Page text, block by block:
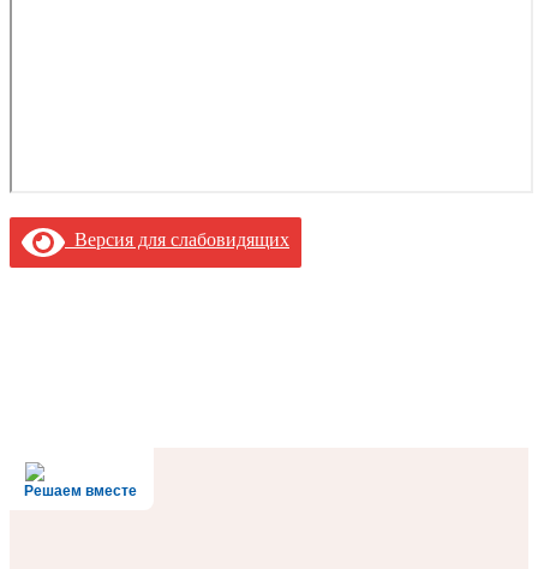
Версия для слабовидящих
Решаем вместе